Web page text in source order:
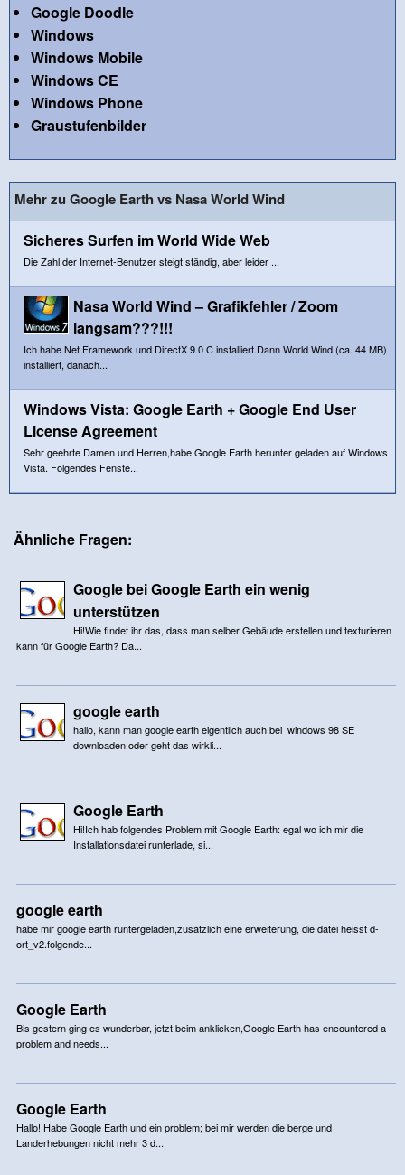
Google Doodle
Windows
Windows Mobile
Windows CE
Windows Phone
Graustufenbilder
Mehr zu Google Earth vs Nasa World Wind
Sicheres Surfen im World Wide Web
Die Zahl der Internet-Benutzer steigt ständig, aber leider ...
Nasa World Wind – Grafikfehler / Zoom
langsam???!!!
Ich habe Net Framework und DirectX 9.0 C installiert.Dann World Wind (ca. 44 MB)
installiert, danach...
Windows Vista: Google Earth + Google End User
License Agreement
Sehr geehrte Damen und Herren,habe Google Earth herunter geladen auf Windows
Vista. Folgendes Fenste...
Ähnliche Fragen:
Google bei Google Earth ein wenig
unterstützen
Hi!Wie findet ihr das, dass man selber Gebäude erstellen und texturieren
kann für Google Earth? Da...
google earth
hallo, kann man google earth eigentlich auch bei windows 98 SE
downloaden oder geht das wirkli...
Google Earth
Hi!Ich hab folgendes Problem mit Google Earth: egal wo ich mir die
Installationsdatei runterlade, si...
google earth
habe mir google earth runtergeladen,zusätzlich eine erweiterung, die datei heisst d-
ort_v2.folgende...
Google Earth
Bis gestern ging es wunderbar, jetzt beim anklicken,Google Earth has encountered a
problem and needs...
Google Earth
Hallo!!Habe Google Earth und ein problem; bei mir werden die berge und
Landerhebungen nicht mehr 3 d...